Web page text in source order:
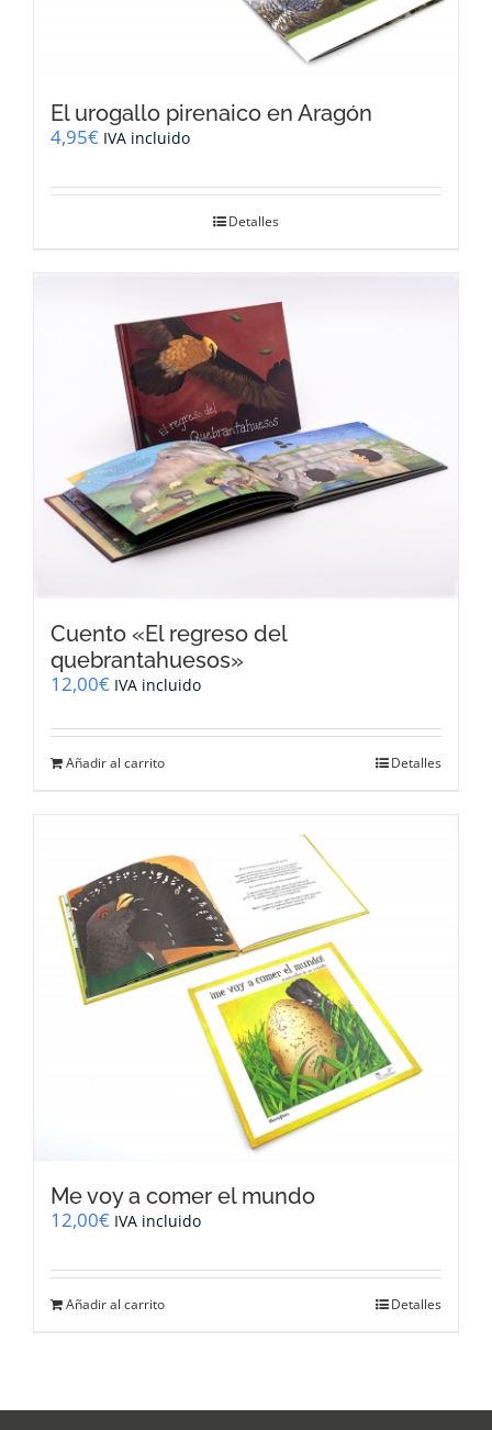
El urogallo pirenaico en Aragón
4,95€ IVA incluido
Detalles
Cuento «El regreso del
quebrantahuesos»
12,00€ IVA incluido
Añadir al carrito Detalles
Me voy a comer el mundo
12,00€ IVA incluido
Añadir al carrito Detalles